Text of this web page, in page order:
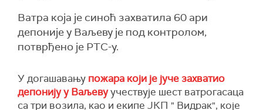
Ватра која је синоћ захватила 60 ари
депоније у Ваљеву је под контролом,
потврђено је РТС-у.
У догашавању пожара који је јуче захватио
депонију у Ваљевуучествује шест ватрогасаца
са три возила, као и екипе ЈКП " Видрак", које